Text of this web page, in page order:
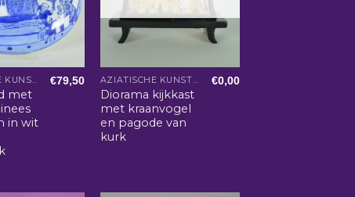
AZIATISCHE KUNST EN WOONACCESSOIRES
met
in wit
€79,50 AZIATISCHE KUNST EN WOONACCESSOIRES
Diorama kijkkast
met kraanvogel
en pagode van
kurk
€0,00